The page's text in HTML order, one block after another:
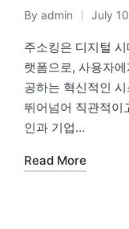
Posted
by
By admin July
주소킹은 디지털
랫폼으로, 사용자
공하는 혁신적인
뛰어넘어 직관적이
인과 기업…
Read More